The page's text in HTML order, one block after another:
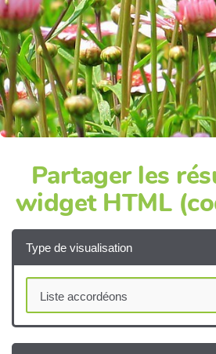
Partager les
widget HTML
Type de visualisation